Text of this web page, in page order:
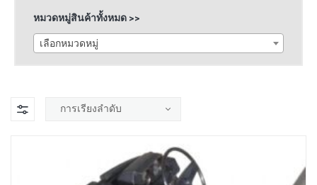
หมวดหมู่สินค้าทั้งหมด >>
เลือกหมวดหมู่